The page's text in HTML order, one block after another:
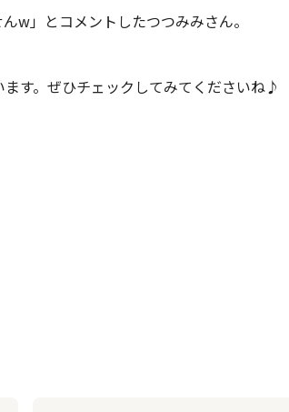
w」とコメントしたつつみみさん。
す。ぜひチェックしてみてくださいね♪